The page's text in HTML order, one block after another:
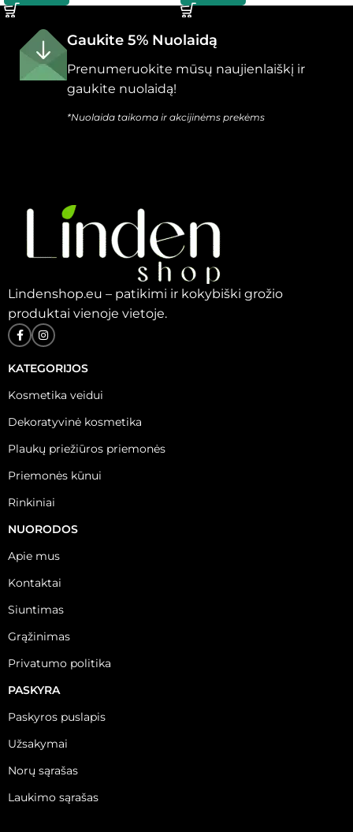
Gaukite 5% Nuolaidą
Prenumeruokite mūsų naujienlaiškį ir
gaukite nuolaidą!
*Nuolaida taikoma ir akcijinėms prekėms
Lindenshop.eu – patikimi ir kokybiški grožio
produktai vienoje vietoje.
KATEGORIJOS
Kosmetika veidui
Dekoratyvinė kosmetika
Plaukų priežiūros priemonės
Priemonės kūnui
Rinkiniai
NUORODOS
Apie mus
Kontaktai
Siuntimas
Grąžinimas
Privatumo politika
PASKYRA
Paskyros puslapis
Užsakymai
Norų sąrašas
Laukimo sąrašas